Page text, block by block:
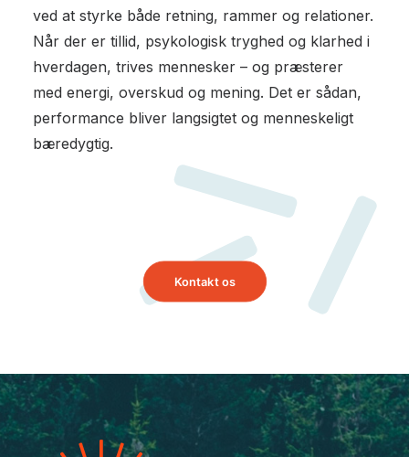
ved at styrke både retning, rammer og relationer.
Når der er tillid, psykologisk tryghed og klarhed i
hverdagen, trives mennesker – og præsterer
med energi, overskud og mening. Det er sådan,
performance bliver langsigtet og menneskeligt
bæredygtig.
Kontakt os